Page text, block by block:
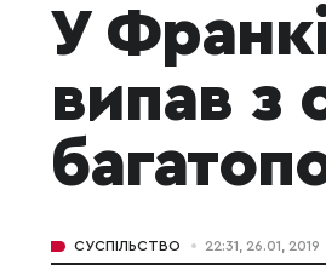
У
випав з
СУСПІЛЬСТВО 22:31, 26.01, 2019